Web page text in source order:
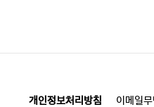
개인정보처리방침 이메일